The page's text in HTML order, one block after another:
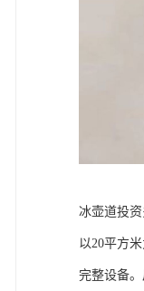
冰壶道投
以20平方
完整设备